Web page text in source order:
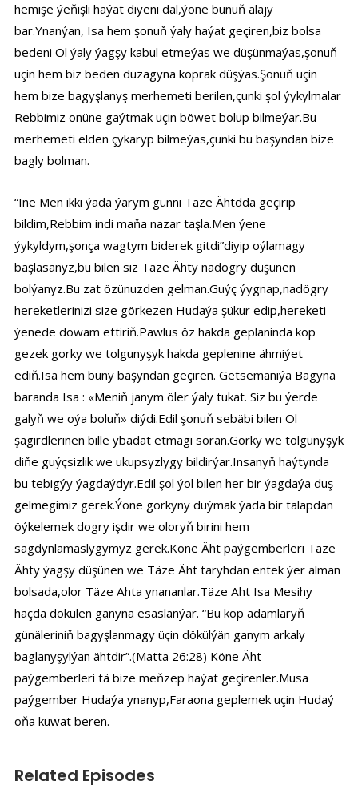
hemişe ýeňişli haýat diyeni däl,ýone bunuň alajy
bar.Ynanýan, Isa hem şonuň ýaly haýat geçiren,biz bolsa
bedeni Ol ýaly ýagşy kabul etmeýas we düşünmaýas,şonuň
uçin hem biz beden duzagyna koprak düşýas.Şonuň uçin
hem bize bagyşlanyş merhemeti berilen,çunki şol ýykylmalar
Rebbimiz onüne gaýtmak uçin böwet bolup bilmeýar.Bu
merhemeti elden çykaryp bilmeýas,çunki bu başyndan bize
bagly bolman.
“Ine Men ikki ýada ýarym günni Täze Ähtdda geçirip
bildim,Rebbim indi maňa nazar taşla.Men ýene
ýykyldym,şonça wagtym biderek gitdi”diyip oýlamagy
başlasanyz,bu bilen siz Täze Ähty nadögry düşünen
bolýanyz.Bu zat özünuzden gelman.Guýç ýygnap,nadögry
hereketlerinizi size görkezen Hudaýa şükur edip,hereketi
ýenede dowam ettiriň.Pawlus öz hakda geplaninda kop
gezek gorky we tolgunyşyk hakda geplenine ähmiýet
ediň.Isa hem buny başyndan geçiren. Getsemaniýa Bagyna
baranda Isa : «Meniň janym öler ýaly tukat. Siz bu ýerde
galyň we oýa boluň» diýdi.Edil şonuň sebäbi bilen Ol
şägirdlerinen bille ybadat etmagi soran.Gorky we tolgunyşyk
diňe guýçsizlik we ukupsyzlygy bildirýar.Insanyň haýtynda
bu tebigýy ýagdaýdyr.Edil şol ýol bilen her bir ýagdaýa duş
gelmegimiz gerek.Ýone gorkyny duýmak ýada bir talapdan
öýkelemek dogry işdir we oloryň birini hem
sagdynlamaslygymyz gerek.Köne Äht paýgemberleri Täze
Ähty ýagşy düşünen we Täze Äht taryhdan entek ýer alman
bolsada,olor Täze Ähta ynananlar.Täze Äht Isa Mesihy
haçda dökülen ganyna esaslanýar. “Bu köp adamlaryň
günäleriniň bagyşlanmagy üçin dökülýän ganym arkaly
baglanyşylýan ähtdir”.(Matta 26:28) Köne Äht
paýgemberleri tä bize meňzep haýat geçirenler.Musa
paýgember Hudaýa ynanyp,Faraona geplemek uçin Hudaý
oňa kuwat beren.
Related Episodes